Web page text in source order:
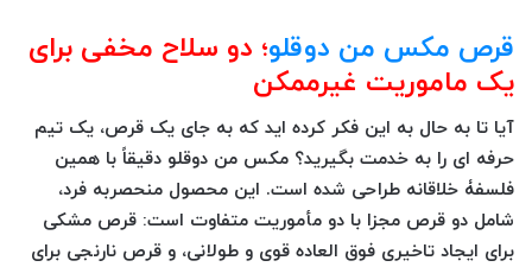
قرص مکس من دوقلو؛ دو سلاح مخفی برای
یک ماموریت غیرممکن
آیا تا به حال به این فکر کرده اید که به جای یک قرص، یک تیم
حرفه ای را به خدمت بگیرید؟ مکس من دوقلو دقیقاً با همین
فلسفۀ خلاقانه طراحی شده است. این محصول منحصربه فرد،
شامل دو قرص مجزا با دو مأموریت متفاوت است: قرص مشکی
برای ایجاد تاخیری فوق العاده قوی و طولانی، و قرص نارنجی برای